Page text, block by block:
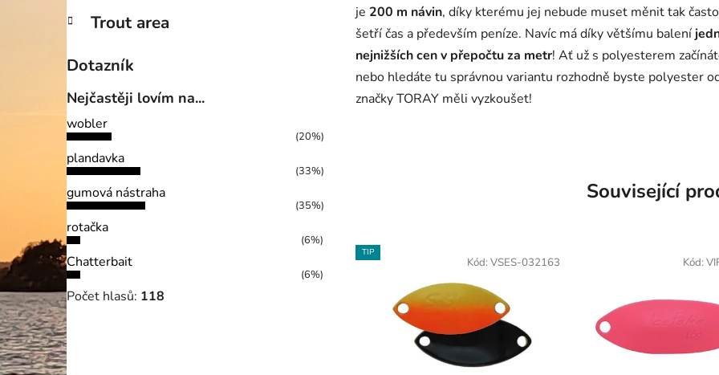
Trout area
Dotazník
Nejčastěji lovím na...
wobler
(20%)
plandavka
(33%)
gumová nástraha
(35%)
rotačka
(6%)
Chatterbait
(6%)
Počet hlasů: 118
je 200 m návin, díky kterému jej nebude muset měnit tak
šetří čas a především peníze. Navíc má díky většímu balení
nejnižších cen v přepočtu za metr! Ať už s polyesterem
nebo hledáte tu správnou variantu rozhodně byste polyester
značky TORAY měli vyzkoušet!
Související
TIP
Kód: VSES-032163 Kód: